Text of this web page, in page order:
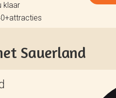
klaar
Sauerland